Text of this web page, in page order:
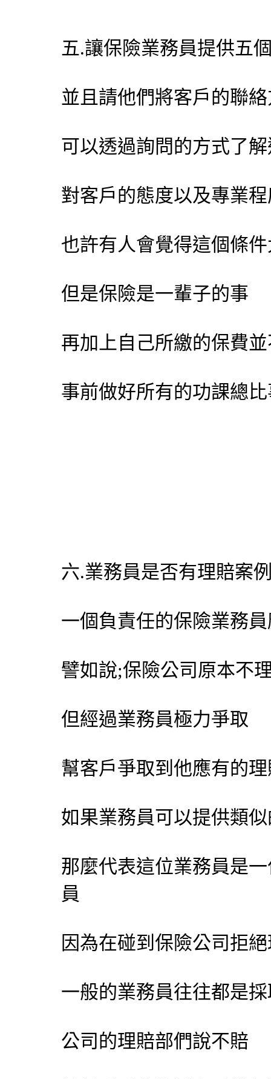
五.讓保險業務員提供五
並且請他們將客戶的聯
可以透過詢問的方式了
對客戶的態度以及專業
也許有人會覺得這個條
但是保險是一輩子的事
再加上自己所繳的保費
事前做好所有的功課總
六.業務員是否有理賠案
一個負責任的保險業務
譬如說;保險公司原本不
但經過業務員極力爭取
幫客戶爭取到他應有的
如果業務員可以提供類
那麼代表這位業務員是
員
因為在碰到保險公司拒
一般的業務員往往都是
公司的理賠部們說不賠